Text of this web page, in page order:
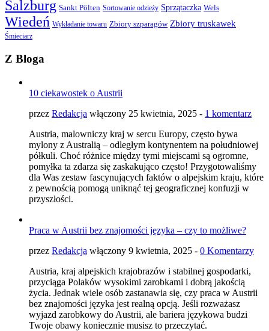
Salzburg Sankt Pölten Sortowanie odzieży Sprzątaczka Wels
Wiedeń Wykładanie towaru Zbiory szparagów Zbiory truskawek
Śmieciarz
Z Bloga
10 ciekawostek o Austrii
przez Redakcja włączony 25 kwietnia, 2025 - 1 komentarz
Austria, malowniczy kraj w sercu Europy, często bywa
mylony z Australią – odległym kontynentem na południowej
półkuli. Choć różnice między tymi miejscami są ogromne,
pomyłka ta zdarza się zaskakująco często! Przygotowaliśmy
dla Was zestaw fascynujących faktów o alpejskim kraju, które
z pewnością pomogą uniknąć tej geograficznej konfuzji w
przyszłości.
Praca w Austrii bez znajomości języka – czy to możliwe?
przez Redakcja włączony 9 kwietnia, 2025 - 0 Komentarzy
Austria, kraj alpejskich krajobrazów i stabilnej gospodarki,
przyciąga Polaków wysokimi zarobkami i dobrą jakością
życia. Jednak wiele osób zastanawia się, czy praca w Austrii
bez znajomości języka jest realną opcją. Jeśli rozważasz
wyjazd zarobkowy do Austrii, ale bariera językowa budzi
Twoje obawy koniecznie musisz to przeczytać.